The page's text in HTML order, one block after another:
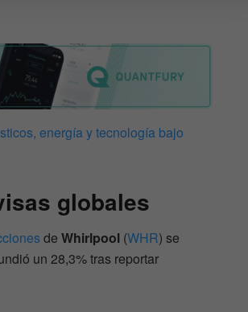
energía y tecnología bajo
globales
de Whirlpool (WHR) se
un 28,3% tras reportar